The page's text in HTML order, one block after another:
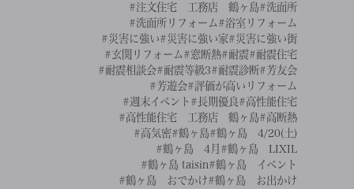
#注文住宅 工務店 鶴ヶ島#洗面所
#洗面所リフォーム #浴室リフォーム
#災害に強い#災害に強い家#災害に強い街
#玄関リフォーム #窓断熱#耐震#耐震住宅
#耐震相談会#耐震等級3#耐震診断#芳友会
#芳遊会#評価が高いリフォーム
#週末イベント #長期優良#高性能住宅
#高性能住宅 工務店 鶴ヶ島#高断熱
#高気密#鶴ヶ島#鶴ヶ島 4/20(土)
#鶴ヶ島 4月 #鶴ヶ島 LIXIL
#鶴ヶ島 taisin#鶴ヶ島 イベント
#鶴ヶ島 おでかけ#鶴ヶ島 お出かけ